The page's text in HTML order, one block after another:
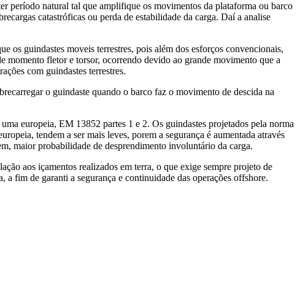
período natural tal que amplifique os movimentos da plataforma ou barco
catastróficas ou perda de estabilidade da carga. Daí a analise
os guindastes moveis terrestres, pois além dos esforços convencionais,
momento fletor e torsor, ocorrendo devido ao grande movimento que a
com guindastes terrestres.
o guindaste quando o barco faz o movimento de descida na
europeia, EM 13852 partes 1 e 2. Os guindastes projetados pela norma
tendem a ser mais leves, porem a segurança é aumentada através
maior probabilidade de desprendimento involuntário da carga.
aos içamentos realizados em terra, o que exige sempre projeto de
fim de garanti a segurança e continuidade das operações offshore.